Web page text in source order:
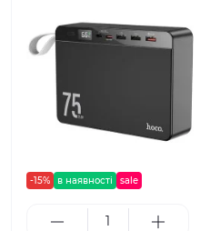
-15% в наявності sale